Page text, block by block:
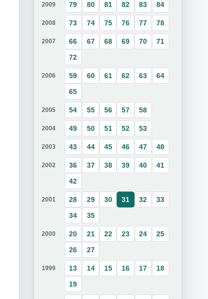
2009 79 80 81 82 83 84
2008 73 74 75 76 77 78
2007 66 67 68 69 70
71
72
2006 59 60 61 62 63
64
65
2005 54 55 56 57 58
2004 49 50 51 52 53
2003 43 44 45 46 47 48
2002 36 37 38 39 40
41
42
2001 28 29 30 31 32
33
34
35
2000 20 21 22 23 24
25
26
27
1999 13 14 15 16 17
18
19